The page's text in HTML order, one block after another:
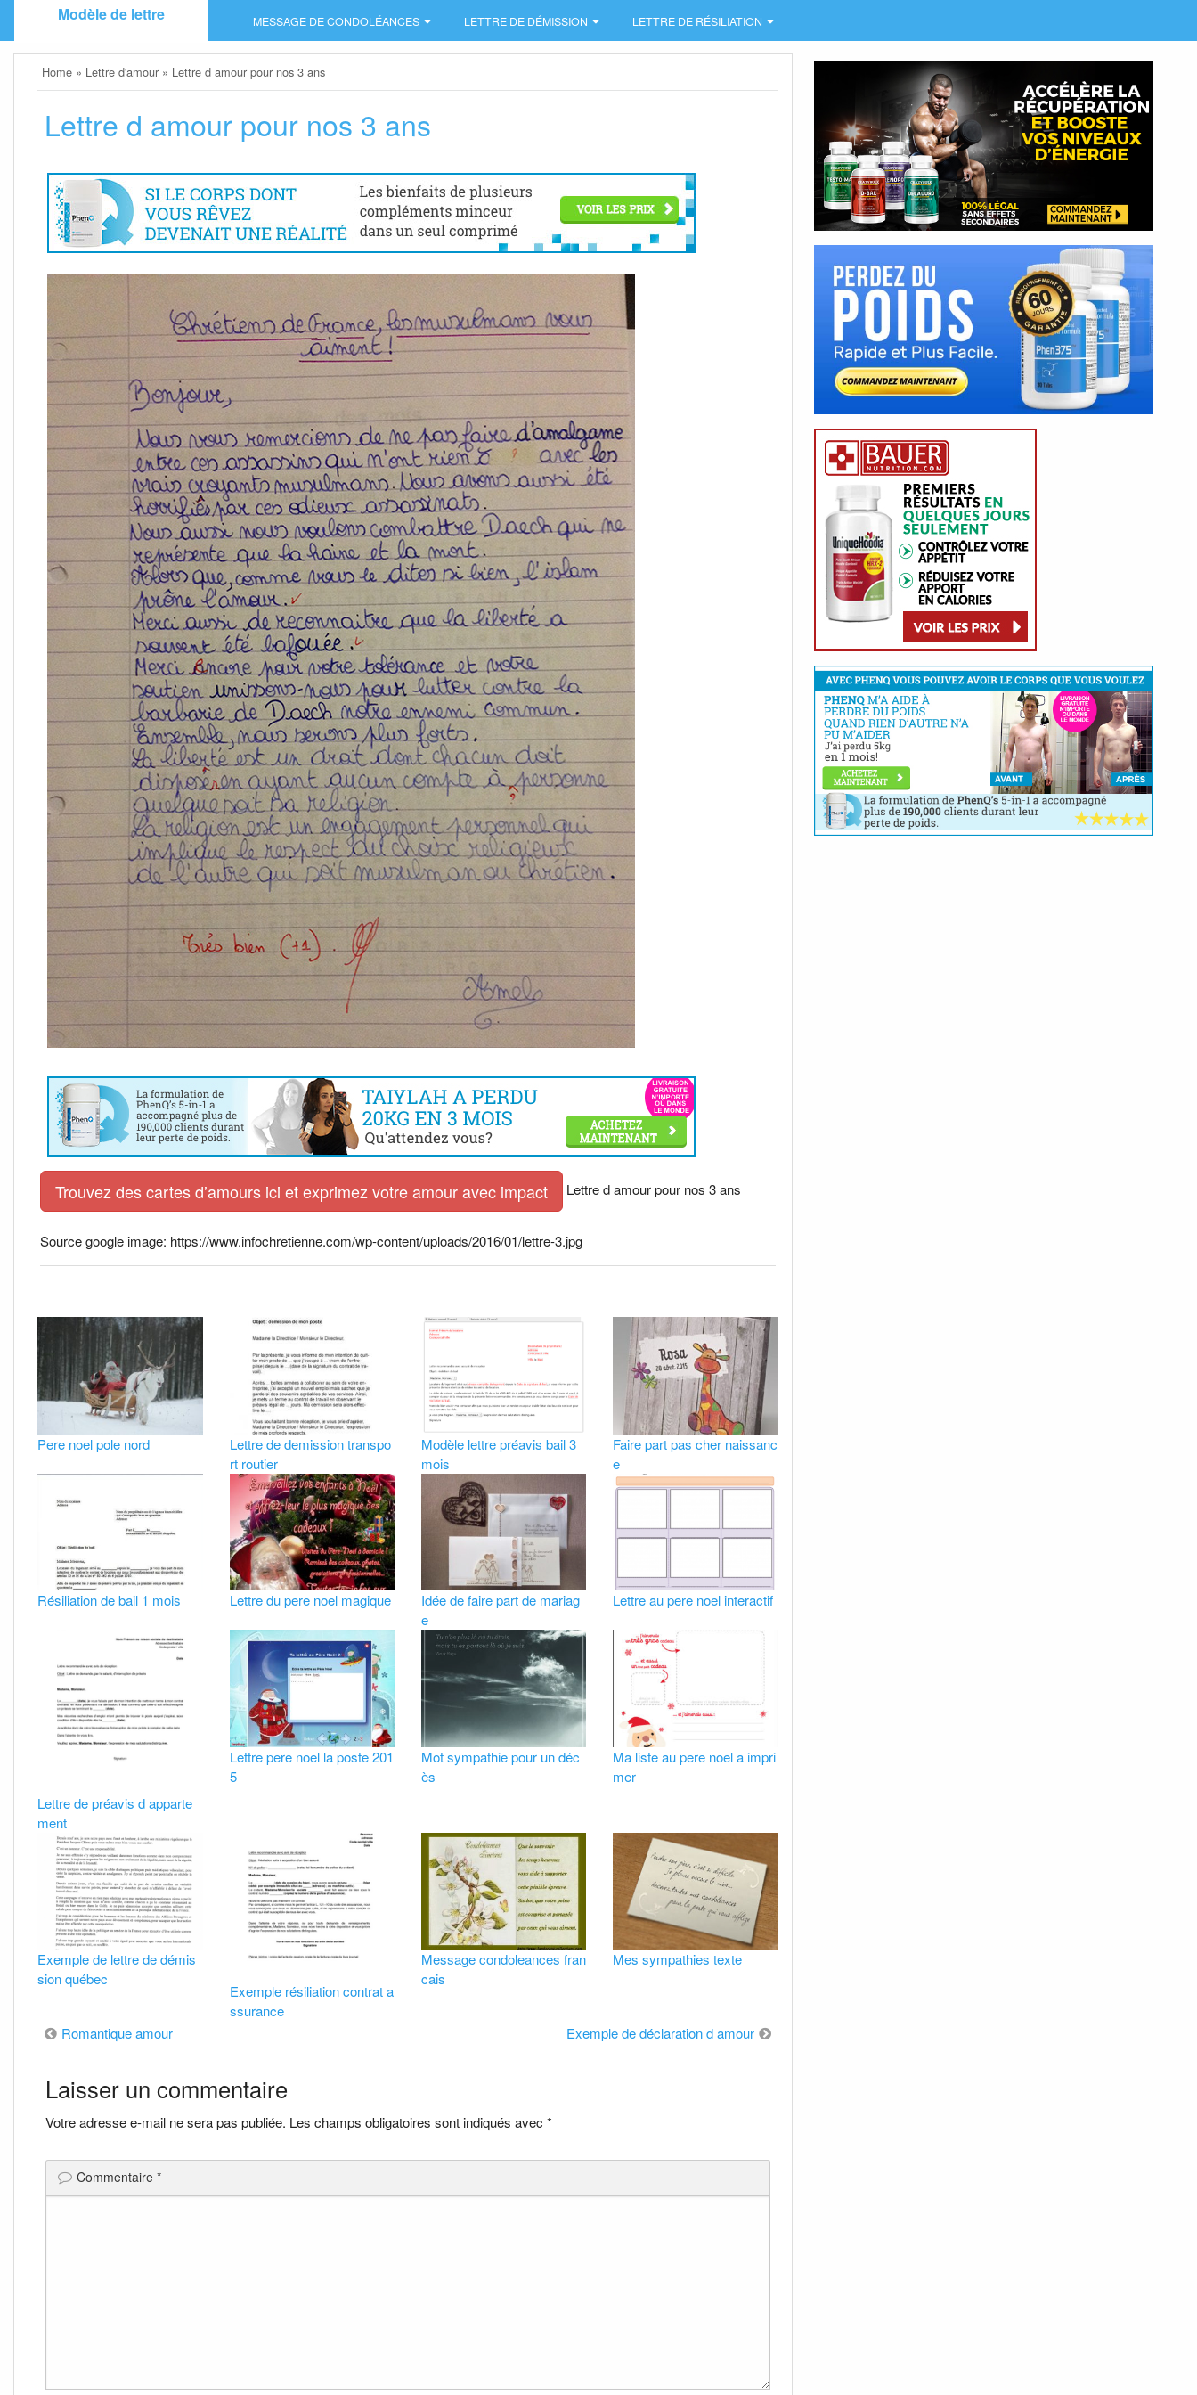
Modèle de lettre MESSAGE DE CONDOLÉANCES LETTRE DE DÉMISSION LETTRE DE RÉSILIATION
Home » Lettre d'amour » Lettre d amour pour nos 3 ans
Lettre d amour pour nos 3 ans
Trouvez des cartes d’amours ici et exprimez votre amour avec impact Lettre d amour pour nos 3 ans
Source google image: https://www.infochretienne.com/wp-content/uploads/2016/01/lettre-3.jpg
Pere noel pole nord
Lettre de demission transpo
rt routier
Modèle lettre préavis bail 3
mois
Faire part pas cher naissanc
e
Résiliation de bail 1 mois Lettre du pere noel magique
Idée de faire part de mariag
e
Lettre au pere noel interactif
Lettre de préavis d apparte
ment
Lettre pere noel la poste 201
5
Mot sympathie pour un déc
ès
Ma liste au pere noel a impri
mer
Exemple de lettre de démis
sion québec
Exemple résiliation contrat a
ssurance
Message condoleances fran
cais
Mes sympathies texte
Navigation
de
l’article
Romantique amour Exemple de déclaration d amour
Laisser un commentaire
Votre adresse e-mail ne sera pas publiée. Les champs obligatoires sont indiqués avec *
Commentaire *